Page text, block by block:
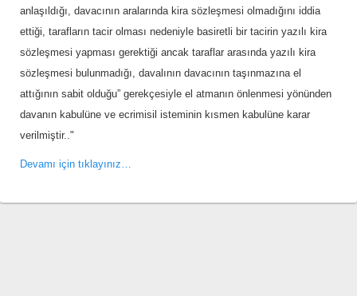
anlaşıldığı, davacının aralarında kira sözleşmesi olmadığını iddia
ettiği, tarafların tacir olması nedeniyle basiretli bir tacirin yazılı kira
sözleşmesi yapması gerektiği ancak taraflar arasında yazılı kira
sözleşmesi bulunmadığı, davalının davacının taşınmazına el
attığının sabit olduğu” gerekçesiyle el atmanın önlenmesi yönünden
davanın kabulüne ve ecrimisil isteminin kısmen kabulüne karar
verilmiştir.."
Devamı için tıklayınız…